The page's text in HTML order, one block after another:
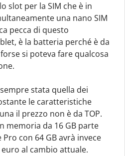
slot per la SIM che è in
una nano SIM
pecca di questo
è la batteria perché è da
si poteva fare qualcosa
stata quella dei
le caratteristiche
il prezzo non è da TOP.
memoria da 16 GB parte
con 64 GB avrà invece
al cambio attuale.